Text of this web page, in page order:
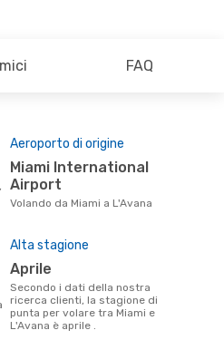
FAQ
Aeroporto di origine
Miami International
Airport
Volando da Miami a L'Avana
Alta stagione
aprile
Secondo i dati della nostra
ricerca clienti, la stagione di
punta per volare tra Miami e
L'Avana è aprile .